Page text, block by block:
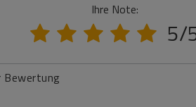
Ihre Note:
5/
Bewertung